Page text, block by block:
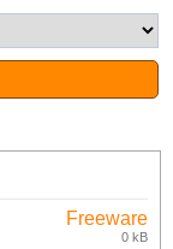
Freeware
0 kB